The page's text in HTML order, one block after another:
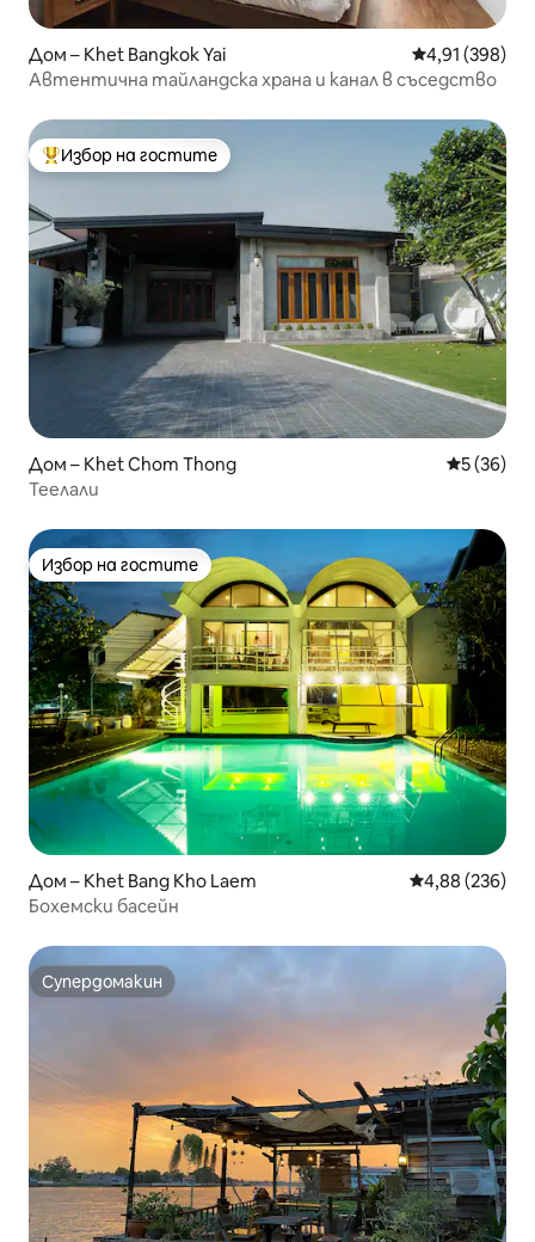
Дом – Khet Bangkok Yai Средна
4,91 (398)
Автентична тайландска храна и канал в съседство
Най-популярен избор на гостите
Избор на гостите
Дом – Khet Chom Thong Средна
5 (36)
Теелали
Избор на гостите
Избор на гостите
Дом – Khet Bang Kho Laem Средна
4,88 (236)
Бохемски басейн
Супердомакин
Супердомакин